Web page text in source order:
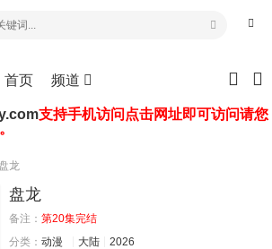
首页 频道
支持手机访问点击网址即可访问请您
盘龙
盘龙
备注： 第20集完结
分类： 动漫 大陆
2026